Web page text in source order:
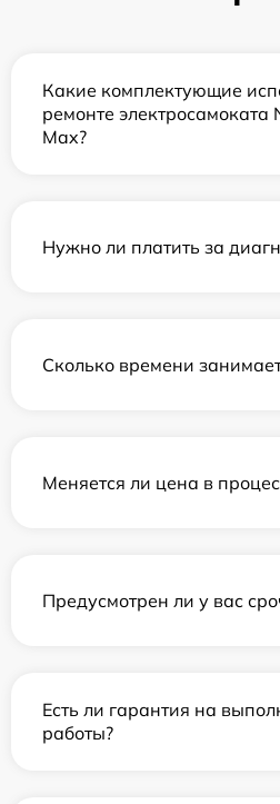
Какие комплектующие
ремонте электросамоката
Max?
Нужно ли платить за
Сколько времени
Меняется ли цена в
Предусмотрен ли у вас
Есть ли гарантия на
работы?